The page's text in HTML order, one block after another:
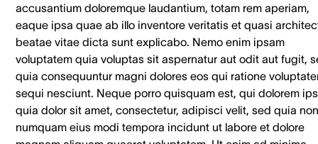
accusantium doloremque laudantium, totam rem aperiam,
eaque ipsa quae ab illo inventore veritatis et quasi
beatae vitae dicta sunt explicabo. Nemo enim ipsam
voluptatem quia voluptas sit aspernatur aut odit aut fugit,
quia consequuntur magni dolores eos qui ratione
sequi nesciunt. Neque porro quisquam est, qui dolorem
quia dolor sit amet, consectetur, adipisci velit, sed quia non
numquam eius modi tempora incidunt ut labore et dolore